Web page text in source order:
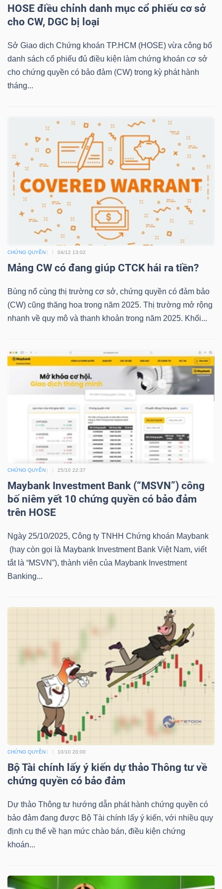
HOSE điều chỉnh danh mục cổ phiếu cơ sở
cho CW, DGC bị loại
Sở Giao dịch Chứng khoán TP.HCM (HOSE) vừa công bố
danh sách cổ phiếu đủ điều kiện làm chứng khoán cơ sở
cho chứng quyền có bảo đảm (CW) trong kỳ phát hành
tháng...
CHỨNG QUYỀN 04/12 13:02
Mảng CW có đang giúp CTCK hái ra tiền?
Bùng nổ cùng thị trường cơ sở, chứng quyền có đảm bảo
(CW) cũng thăng hoa trong năm 2025. Thị trường mở rộng
nhanh về quy mô và thanh khoản trong năm 2025. Khối...
CHỨNG QUYỀN 25/10 22:37
Maybank Investment Bank (“MSVN”) công
bố niêm yết 10 chứng quyền có bảo đảm
trên HOSE
Ngày 25/10/2025, Công ty TNHH Chứng khoán Maybank
(hay còn gọi là Maybank Investment Bank Việt Nam, viết
tắt là “MSVN”), thành viên của Maybank Investment
Banking...
CHỨNG QUYỀN 10/10 20:00
Bộ Tài chính lấy ý kiến dự thảo Thông tư về
chứng quyền có bảo đảm
Dự thảo Thông tư hướng dẫn phát hành chứng quyền có
bảo đảm đang được Bộ Tài chính lấy ý kiến, với nhiều quy
định cụ thể về hạn mức chào bán, điều kiện chứng
khoán...
CỔ
PHIẾU
PHÁI
SINH
TRÁI
PHIẾU
CÔNG
ĐẦU
TƯ
TRUY
XUẤT
Ngành
(-)
VS-
NGUYÊN
CÔNG
NGHIỆP
TIÊU
THIẾT